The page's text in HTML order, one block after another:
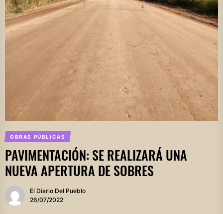
OBRAS PÚBLICAS
PAVIMENTACIÓN: SE REALIZARÁ UNA
NUEVA APERTURA DE SOBRES
El Diario Del Pueblo
26/07/2022